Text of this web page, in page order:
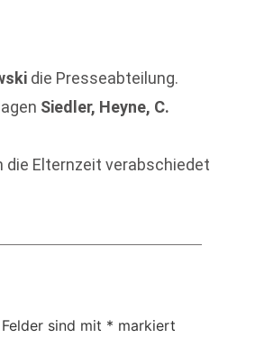
die Presseabteilung.
Siedler, Heyne, C.
die Elternzeit verabschiedet
sind mit * markiert